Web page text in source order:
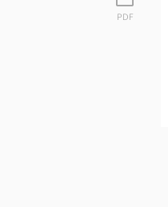
PDF